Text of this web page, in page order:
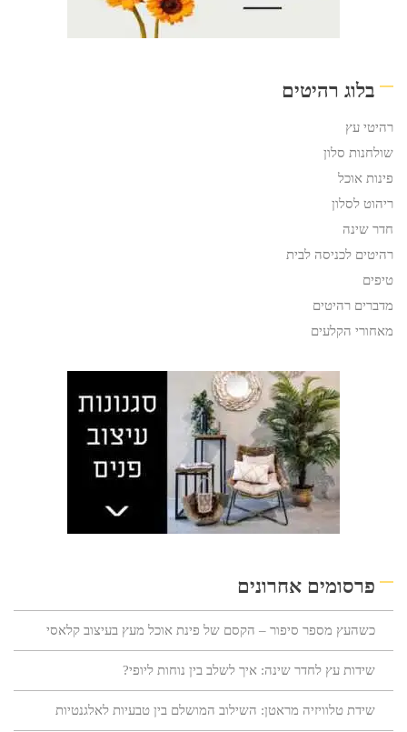
בלוג רהיטים
רהיטי עץ
שולחנות סלון
פינות אוכל
ריהוט לסלון
חדר שינה
רהיטים לכניסה לבית
טיפים
מדברים רהיטים
מאחורי הקלעים
פרסומים אחרונים
כשהעץ מספר סיפור – הקסם של פינת אוכל מעץ בעיצוב קלאסי
שידות עץ לחדר שינה: איך לשלב בין נוחות ליופי?
שידת טלוויזיה מראטן: השילוב המושלם בין טבעיות לאלגנטיות